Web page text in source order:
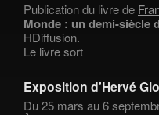
Publication du livre de
Monde : un demi-siècle
HDiffusion.
Le livre sort
Exposition d'Hervé
Du 25 mars au 6